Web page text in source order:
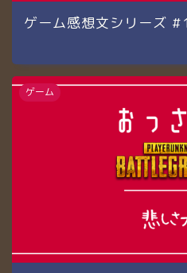
ゲーム感想文シリーズ #1
ゲーム